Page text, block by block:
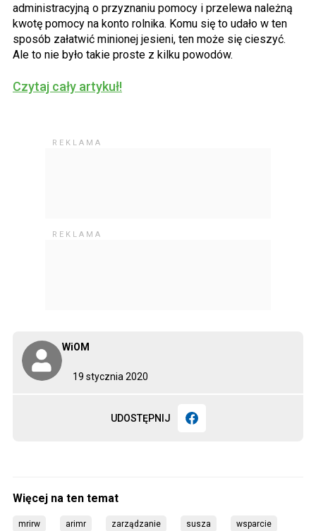
19 stycznia 2020
WiOM
UDOSTĘPNIJ
administracyjną o przyznaniu pomocy i przelewa należną
kwotę pomocy na konto rolnika. Komu się to udało w ten
sposób załatwić minionej jesieni, ten może się cieszyć.
Ale to nie było takie proste z kilku powodów.
Czytaj cały artykuł!
mrirw arimr zarządzanie susza wsparcie